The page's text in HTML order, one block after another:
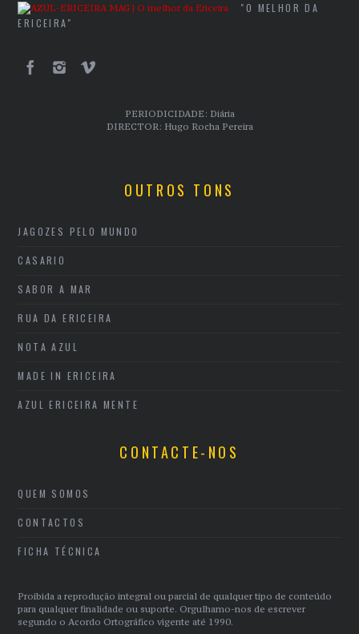
"O MELHOR DA
ERICEIRA"
PERIODICIDADE: Diária
DIRECTOR: Hugo Rocha Pereira
OUTROS TONS
JAGOZES PELO MUNDO
CASARIO
SABOR A MAR
RUA DA ERICEIRA
NOTA AZUL
MADE IN ERICEIRA
AZUL ERICEIRA MENTE
CONTACTE-NOS
QUEM SOMOS
CONTACTOS
FICHA TÉCNICA
Proibida a reprodução integral ou parcial de qualquer tipo de conteúdo
para qualquer finalidade ou suporte. Orgulhamo-nos de escrever
segundo o Acordo Ortográfico vigente até 1990.